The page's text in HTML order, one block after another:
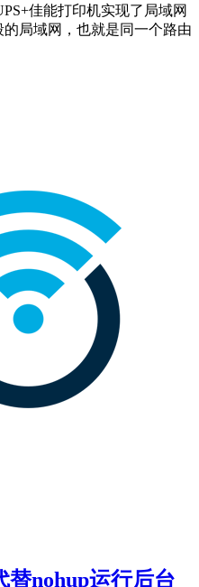
佳能打印机实现了局域网
局域网，也就是同一个路由
替nohup运行后台